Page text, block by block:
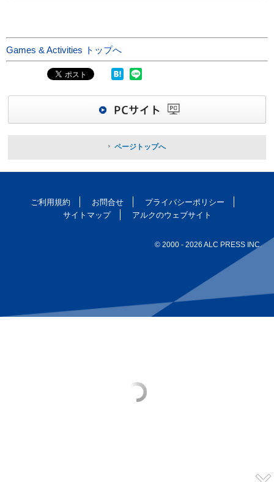
Games & Activities トップへ
ページトップへ
ご利用規約 お問合せ
プライバシーポリシー
サイトマップ
アルクのウェブサイト
© 2000 - 2026 ALC PRESS INC.